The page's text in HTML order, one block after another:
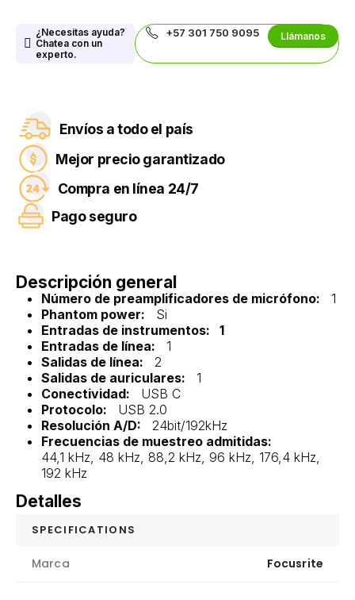
¿Necesitas ayuda?
Chatea con un
experto.
+57 301 750 9095 Llámanos
Envíos a todo el país
Mejor precio garantizado
Compra en línea 24/7
Pago seguro
Descripción general
Número de preamplificadores de micrófono:
1
Phantom power:
Si
Entradas de instrumentos: 1
Entradas de línea:
1
Salidas de línea:
2
Salidas de auriculares:
1
Conectividad:
USB C
Protocolo:
USB 2.0
Resolución A/D:
24bit/192kHz
Frecuencias de muestreo admitidas:
44,1 kHz, 48 kHz, 88,2 kHz, 96 kHz, 176,4 kHz,
192 kHz
Detalles
SPECIFICATIONS
Marca Focusrite